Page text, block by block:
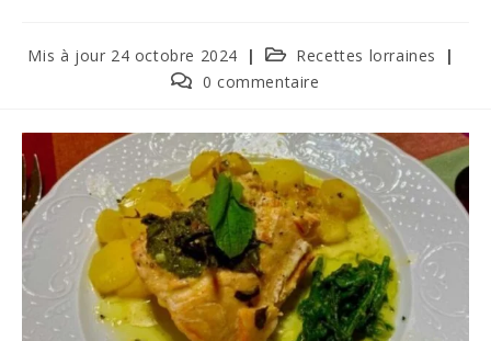
Mis à jour 24 octobre 2024
Post
category:
Recettes lorraines
Commentaires
publication :
0 commentaire